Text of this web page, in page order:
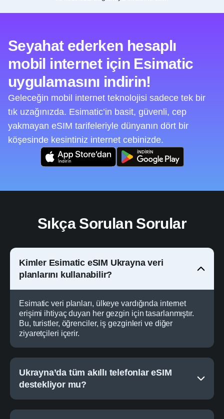
Seyahat ederken hesaplı
mobil internet için Esimatic
uygulamasını indirin!
Geleceğin mobil internet teknolojisi sadece tek bir
tık uzağınızda. Esimatic’in basit, güvenli, cep
yakmayan eSIM tarifeleriyle dünyanın dört bir
köşesinde kesintiniz internet cebinizde.
Sıkça Sorulan Sorular
Kimler Esimatic eSIM Ukrayna veri
planlarını kullanabilir?
Esimatic veri planları, ülkeye vardığında internet
erişimi ihtiyaç duyan her gezgin için tasarlanmıştır.
Bu, turistler, öğrenciler, iş gezginleri ve diğer
ziyaretçileri içerir.
Ukrayna’da tüm akıllı telefonlar eSIM
destekliyor mu?